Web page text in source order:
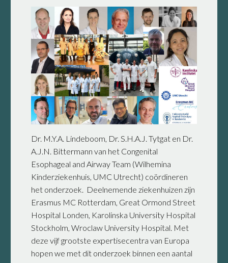
Dr. M.Y.A. Lindeboom, Dr. S.H.A.J. Tytgat en Dr.
A.J.N. Bittermann van het Congenital
Esophageal and Airway Team (Wilhemina
Kinderziekenhuis, UMC Utrecht) coördineren
het onderzoek. Deelnemende ziekenhuizen zijn
Erasmus MC Rotterdam, Great Ormond Street
Hospital Londen, Karolinska University Hospital
Stockholm, Wroclaw University Hospital. Met
deze vijf grootste expertisecentra van Europa
hopen we met dit onderzoek binnen een aantal